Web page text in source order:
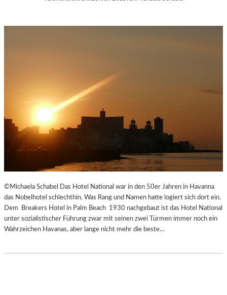
©Michaela Schabel Das Hotel National war in den 50er Jahren in Havanna
das Nobelhotel schlechthin. Was Rang und Namen hatte logiert sich dort ein.
Dem Breakers Hotel in Palm Beach 1930 nachgebaut ist das Hotel National
unter sozialistischer Führung zwar mit seinen zwei Türmen immer noch ein
Wahrzeichen Havanas, aber lange nicht mehr die beste…